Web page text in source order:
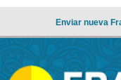
Enviar nueva